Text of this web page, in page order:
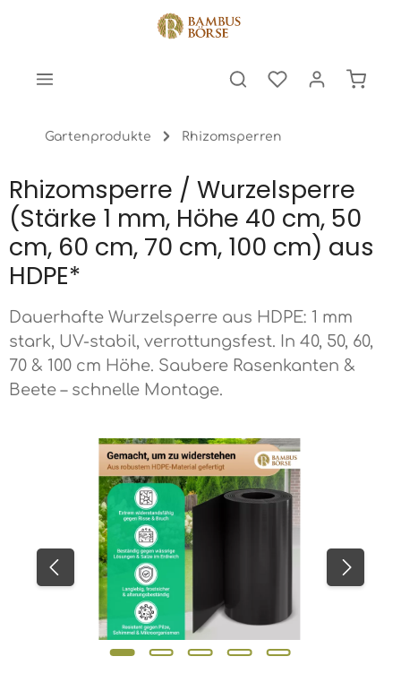
Gartenprodukte Rhizomsperren
Rhizomsperre / Wurzelsperre
(Stärke 1 mm, Höhe 40 cm, 50
cm, 60 cm, 70 cm, 100 cm) aus
HDPE*
Dauerhafte Wurzelsperre aus HDPE: 1 mm
stark, UV-stabil, verrottungsfest. In 40, 50, 60,
70 & 100 cm Höhe. Saubere Rasenkanten &
Beete – schnelle Montage.
Bildergalerie überspringen